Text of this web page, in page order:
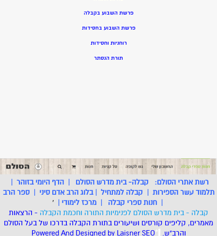
פרשת השבוע בקבלה
פרשת השבוע בחסידות
רוחניות וחסידות
תורת הנסתר
רשת אתרי הסולם: קבלה- בית מדרש הסולם |הדף היומי בזוהר |
תלמוד עשר הספירות | קבלה למתחיל |בלוג הרב אדם סיני |ספר הרב
| חנות ספרי קבלה | מרכז לימודי |
'
קבלה - בית מדרש הסולם לפנימיות התורה וחכמת הקבלה - הרצאות
מאמרים, קליפים קורסים ושיעורים בתורת הקבלה בדרכו של בעל הסולם
והרב"ש.
*
Powered And Designed by LaisnerSEO